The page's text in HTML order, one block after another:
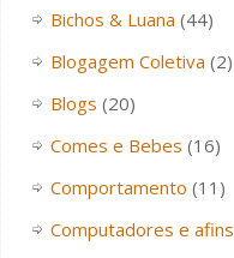
Bichos & Luana (44)
Blogagem Coletiva (2)
Blogs (20)
Comes e Bebes (16)
Comportamento (11)
Computadores e afins